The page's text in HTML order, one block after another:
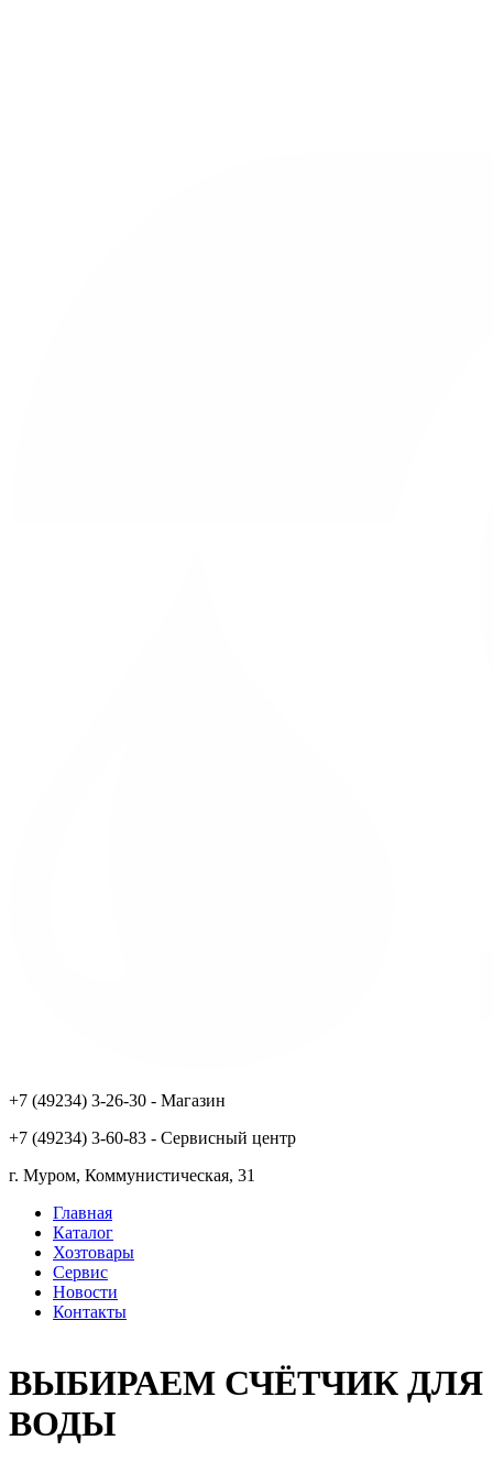
+7 (49234) 3-26-30 - Магазин
+7 (49234) 3-60-83 - Сервисный центр
г. Муром, Коммунистическая, 31
Основная
навигация
Главная
Каталог
Хозтовары
Сервис
Новости
Контакты
ВЫБИРАЕМ СЧЁТЧИК ДЛЯ
ВОДЫ